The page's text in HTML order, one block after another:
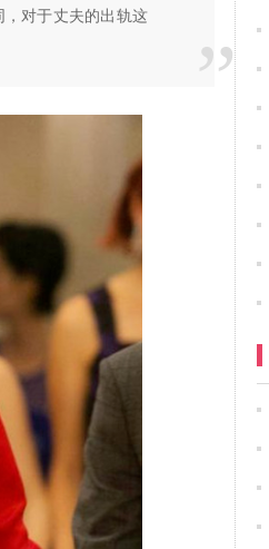
对于丈夫的出轨这